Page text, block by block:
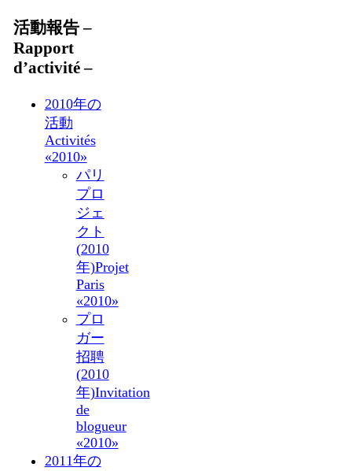
活動報告 –
Rapport
d’activité –
2010年の
活動
Activités
«2010»
パリ
プロ
ジェ
クト
(2010
年)Projet
Paris
«2010»
プロ
ガー
招聘
(2010
年)Invitation
de
blogueur
«2010»
2011年の